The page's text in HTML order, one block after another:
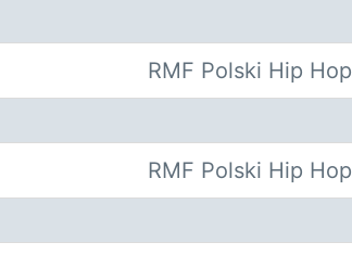
RMF Polski Hip Hop
RMF Polski Hip Hop